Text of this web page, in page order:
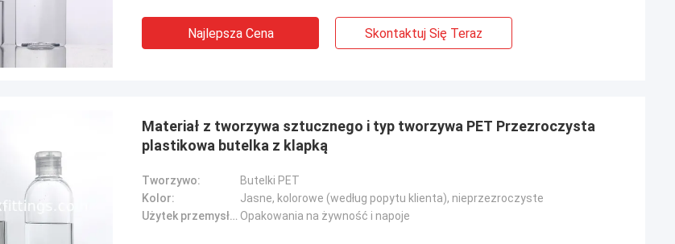
Najlepsza Cena Skontaktuj Się Teraz
Materiał z tworzywa sztucznego i typ tworzywa PET Przezroczysta
plastikowa butelka z klapką
Tworzywo:
Butelki PET
Kolor:
Jasne, kolorowe (według popytu klienta), nieprzezroczyste
Użytek przemysłowy:: Opakowania na żywność i napoje